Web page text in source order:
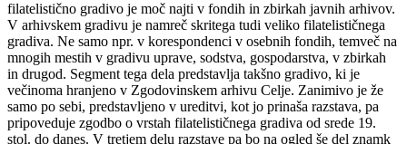
filatelistično gradivo je moč najti v fondih in zbirkah javnih arhivov.
V arhivskem gradivu je namreč skritega tudi veliko filatelističnega
gradiva. Ne samo npr. v korespondenci v osebnih fondih, temveč na
mnogih mestih v gradivu uprave, sodstva, gospodarstva, v zbirkah
in drugod. Segment tega dela predstavlja takšno gradivo, ki je
večinoma hranjeno v Zgodovinskem arhivu Celje. Zanimivo je že
samo po sebi, predstavljeno v ureditvi, kot jo prinaša razstava, pa
pripoveduje zgodbo o vrstah filatelističnega gradiva od srede 19.
stol. do danes. V tretjem delu razstave pa bo na ogled še del znamk